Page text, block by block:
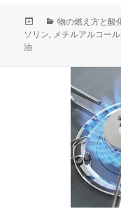
稿
カ
テ
物の燃え方と酸
ソリン, メチルアルコール
油